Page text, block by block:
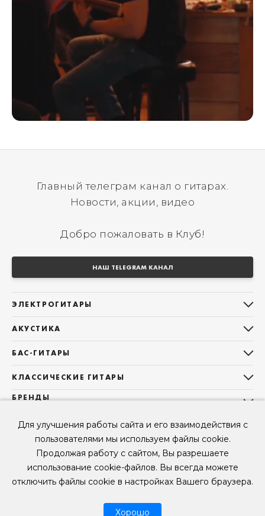
Для улучшения работы сайта и его взаимодействия с
пользователями мы используем файлы cookie.
Продолжая работу с сайтом, Вы разрешаете
использование cookie-файлов. Вы всегда можете
отключить файлы cookie в настройках Вашего браузера.
Хорошо
Главный телеграм канал о гитарах.
Новости, акции, видео
Добро пожаловать в Клуб!
НАШ TELEGRAM КАНАЛ
ЭЛЕКТРОГИТАРЫ
Telecaster
Les Paul
Superstrat
АКУСТИКА
Фолки (ОМ, 000, 00)
Гранд Аудиториум
Б/У, уцененные гитары
БАС-ГИТАРЫ
Precision Bass
Б/У, уцененные гитары
КЛАССИЧЕСКИЕ ГИТАРЫ
Все классические гитары
Б/У, уцененные гитары
БРЕНДЫ
Sigma Guitars
Enya Guitars
Fender
Gibson
Контакты
Мы в Telegram
Мы в ВК
Мы в YouTube